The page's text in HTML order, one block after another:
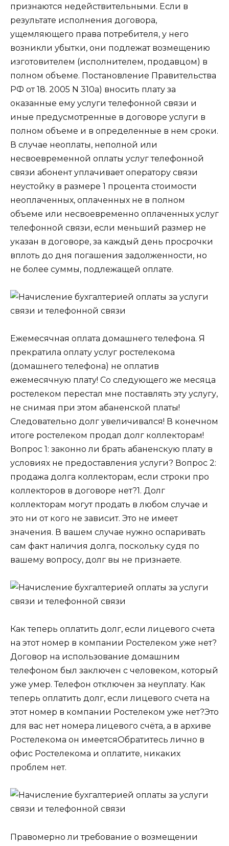
признаются недействительными. Если в
результате исполнения договора,
ущемляющего права потребителя, у него
возникли убытки, они подлежат возмещению
изготовителем (исполнителем, продавцом) в
полном объеме. Постановление Правительства
РФ от 18. 2005 N 310а) вносить плату за
оказанные ему услуги телефонной связи и
иные предусмотренные в договоре услуги в
полном объеме и в определенные в нем сроки.
В случае неоплаты, неполной или
несвоевременной оплаты услуг телефонной
связи абонент уплачивает оператору связи
неустойку в размере 1 процента стоимости
неоплаченных, оплаченных не в полном
объеме или несвоевременно оплаченных услуг
телефонной связи, если меньший размер не
указан в договоре, за каждый день просрочки
вплоть до дня погашения задолженности, но
не более суммы, подлежащей оплате.
Ежемесячная оплата домашнего телефона. Я
прекратила оплату услуг ростелекома
(домашнего телефона) не оплатив
ежемесячную плату! Со следующего же месяца
ростелеком перестал мне поставлять эту услугу,
не снимая при этом абаненской платы!
Следовательно долг увеличивался! В конечном
итоге ростелеком продал долг коллекторам!
Вопрос 1: законно ли брать абаненскую плату в
условиях не предоставления услуги? Вопрос 2:
продажа долга коллекторам, если строки про
коллекторов в договоре нет?1. Долг
коллекторам могут продать в любом случае и
это ни от кого не зависит. Это не имеет
значения. В вашем случае нужно оспаривать
сам факт наличия долга, поскольку судя по
вашему вопросу, долг вы не признаете.
Как теперь оплатить долг, если лицевого счета
на этот номер в компании Ростелеком уже нет?
Договор на использование домашним
телефоном был заключен с человеком, который
уже умер. Телефон отключен за неуплату. Как
теперь оплатить долг, если лицевого счета на
этот номер в компании Ростелеком уже нет?Это
для вас нет номера лицевого счёта, а в архиве
Ростелекома он имеетсяОбратитесь лично в
офис Ростелекома и оплатите, никаких
проблем нет.
Правомерно ли требование о возмещении